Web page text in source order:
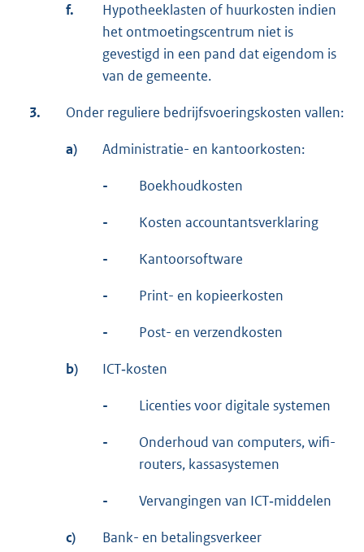
f.
Hypotheeklasten of huurkosten indien
het ontmoetingscentrum niet is
gevestigd in een pand dat eigendom is
van de gemeente.
3. Onder reguliere bedrijfsvoeringskosten vallen:
a) Administratie- en kantoorkosten:
- Boekhoudkosten
- Kosten accountantsverklaring
- Kantoorsoftware
- Print- en kopieerkosten
- Post- en verzendkosten
b) ICT‑kosten
- Licenties voor digitale systemen
-
Onderhoud van computers, wifi-
routers, kassasystemen
- Vervangingen van ICT‑middelen
c) Bank- en betalingsverkeer